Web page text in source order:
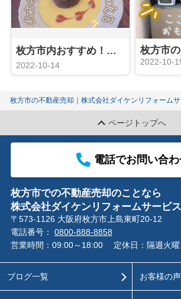
枚方市内おすすめ！飲食店☝★
2022-10-14 2022-10-
枚方市の不動産売却｜株式会社ダイケンリフォーム
ページトップへ
電話でお問い合
枚方市での不動産売却のことなら
株式会社ダイケンリフォームサービス
〒573-1126 大阪府枚方市上島東町20-12
電話番号： 0800-888-8858
営業時間：09:00～18:00
定休日：隔週火
ブログ一覧 お客様の